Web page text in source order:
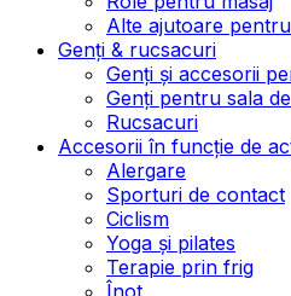
Alte ajutoare
Genți & rucsacuri
Genți și accesorii
Genți pentru sala
Rucsacuri
Accesorii în funcție de
Alergare
Sporturi de contact
Ciclism
Yoga și pilates
Terapie prin frig
Înot